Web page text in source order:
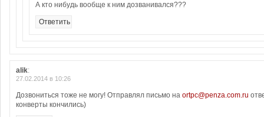
А кто нибудь вообще к ним дозванивался???
Ответить
alik:
27.02.2014 в 10:26
Дозвониться тоже не могу! Отправлял письмо на ortpc@penza.com.ru
конверты кончились)